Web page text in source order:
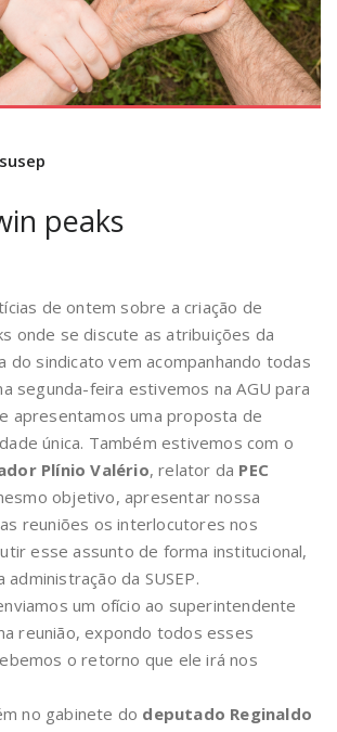
peaks
de ontem sobre a criação de
onde se discute as atribuições da
do sindicato vem acompanhando todas
segunda-feira estivemos na AGU para
apresentamos uma proposta de
única. Também estivemos com o
Plínio Valério, relator da PEC
objetivo, apresentar nossa
reuniões os interlocutores nos
esse assunto de forma institucional,
administração da SUSEP.
um ofício ao superintendente
reunião, expondo todos esses
o retorno que ele irá nos
no gabinete do deputado Reginaldo